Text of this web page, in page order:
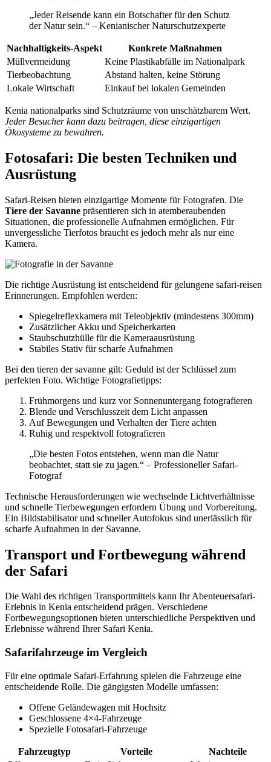
„Jeder Reisende kann ein Botschafter für den Schutz
der Natur sein.“ – Kenianischer Naturschutzexperte
Nachhaltigkeits-Aspekt
Konkrete Maßnahmen
Müllvermeidung
Keine Plastikabfälle im Nationalpark
Tierbeobachtung
Abstand halten, keine Störung
Lokale Wirtschaft
Einkauf bei lokalen Gemeinden
Kenia nationalparks sind Schutzräume von unschätzbarem Wert.
Jeder Besucher kann dazu beitragen, diese einzigartigen
Ökosysteme zu bewahren.
Fotosafari: Die besten Techniken und
Ausrüstung
Safari-Reisen bieten einzigartige Momente für Fotografen. Die
Tiere der Savanne präsentieren sich in atemberaubenden
Situationen, die professionelle Aufnahmen ermöglichen. Für
unvergessliche Tierfotos braucht es jedoch mehr als nur eine
Kamera.
Die richtige Ausrüstung ist entscheidend für gelungene safari-reisen
Erinnerungen. Empfohlen werden:
Spiegelreflexkamera mit Teleobjektiv (mindestens 300mm)
Zusätzlicher Akku und Speicherkarten
Staubschutzhülle für die Kameraausrüstung
Stabiles Stativ für scharfe Aufnahmen
Bei den tieren der savanne gilt: Geduld ist der Schlüssel zum
perfekten Foto. Wichtige Fotografietipps:
Frühmorgens und kurz vor Sonnenuntergang fotografieren
Blende und Verschlusszeit dem Licht anpassen
Auf Bewegungen und Verhalten der Tiere achten
Ruhig und respektvoll fotografieren
„Die besten Fotos entstehen, wenn man die Natur
beobachtet, statt sie zu jagen.“ – Professioneller Safari-
Fotograf
Technische Herausforderungen wie wechselnde Lichtverhältnisse
und schnelle Tierbewegungen erfordern Übung und Vorbereitung.
Ein Bildstabilisator und schneller Autofokus sind unerlässlich für
scharfe Aufnahmen in der Savanne.
Transport und Fortbewegung während
der Safari
Die Wahl des richtigen Transportmittels kann Ihr Abenteuersafari-
Erlebnis in Kenia entscheidend prägen. Verschiedene
Fortbewegungsoptionen bieten unterschiedliche Perspektiven und
Erlebnisse während Ihrer Safari Kenia.
Safarifahrzeuge im Vergleich
Für eine optimale Safari-Erfahrung spielen die Fahrzeuge eine
entscheidende Rolle. Die gängigsten Modelle umfassen:
Offene Geländewagen mit Hochsitz
Geschlossene 4×4-Fahrzeuge
Spezielle Fotosafari-Fahrzeuge
Fahrzeugtyp Vorteile
Nachteile